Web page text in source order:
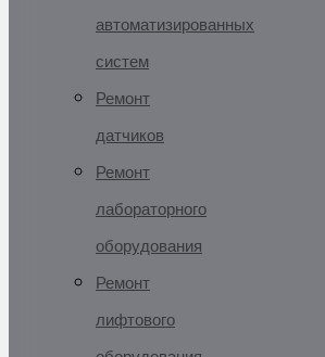
автоматизированных
систем
Ремонт
датчиков
Ремонт
лабораторного
оборудования
Ремонт
лифтового